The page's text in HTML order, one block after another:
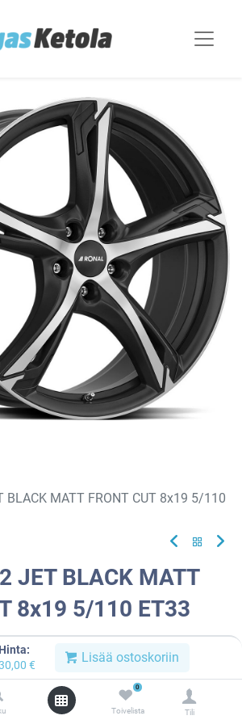
Hinta:
€ Lisää ostoskoriin
0
Toivelista Tili
BLACK MATT FRONT CUT 8x19 5/110
JET BLACK MATT
8x19 5/110 ET33
Tuotekoodi:
ole kelvollista yhdistelmää.